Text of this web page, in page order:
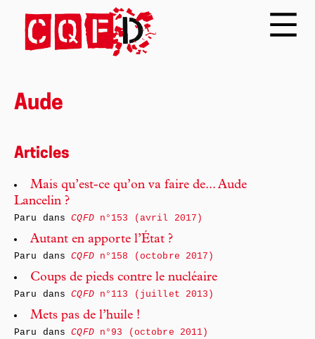
Aude
Articles
Mais qu’est-ce qu’on va faire de... Aude
Lancelin ?
Paru dansCQFDn°153 (avril 2017)
Autant en apporte l’État ?
Paru dansCQFDn°158 (octobre 2017)
Coups de pieds contre le nucléaire
Paru dansCQFDn°113 (juillet 2013)
Mets pas de l’huile !
Paru dansCQFDn°93 (octobre 2011)